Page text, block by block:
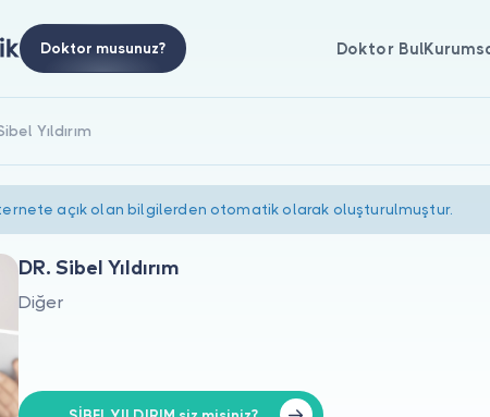
Doktor musunuz? Doktor Bul
Yıldırım
açık olan bilgilerden otomatik olarak oluşturulmuştur.
DR. Sibel Yıldırım
Diğer